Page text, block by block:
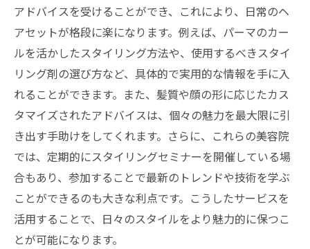
アドバイスを受けることができ、これにより、日常のヘ
アセットが格段に楽になります。例えば、パーマのカー
ルを活かしたスタイリング方法や、使用するべきスタイ
リング剤の選び方など、具体的で実用的な情報を手に入
れることができます。また、髪質や顔の形に応じたカス
タマイズされたアドバイスは、個々の魅力を最大限に引
き出す手助けをしてくれます。さらに、これらの美容院
では、定期的にスタイリングセミナーを開催している場
合もあり、参加することで最新のトレンドや技術を学ぶ
ことができるのも大きな利点です。こうしたサービスを
活用することで、日々のスタイルをより魅力的に保つこ
とが可能になります。